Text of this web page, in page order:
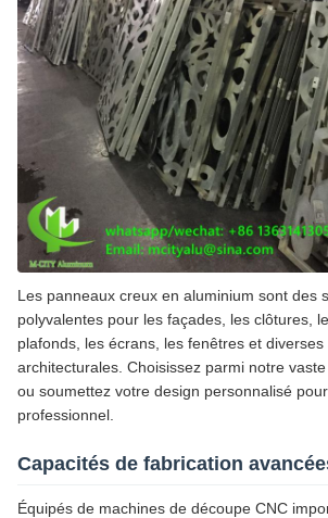
Les panneaux creux en aluminium sont des
polyvalentes pour les façades, les clôtures,
plafonds, les écrans, les fenêtres et
architecturales. Choisissez parmi notre
ou soumettez votre design personnalisé
professionnel.
Capacités de fabrication
Équipés de machines de découpe CNC